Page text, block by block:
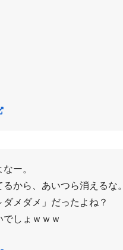
ー。
から、あいつら消えるな。
メダメ」だったよね？
しょｗｗｗ